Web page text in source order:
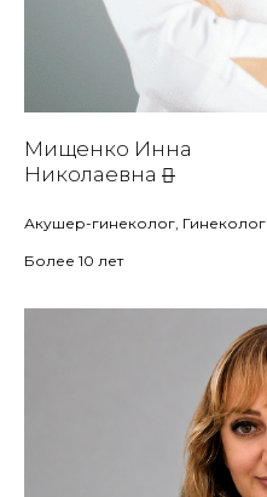
Мищенко Инна
Николаевна
Акушер-гинеколог, Гинеколог
Более 10 лет